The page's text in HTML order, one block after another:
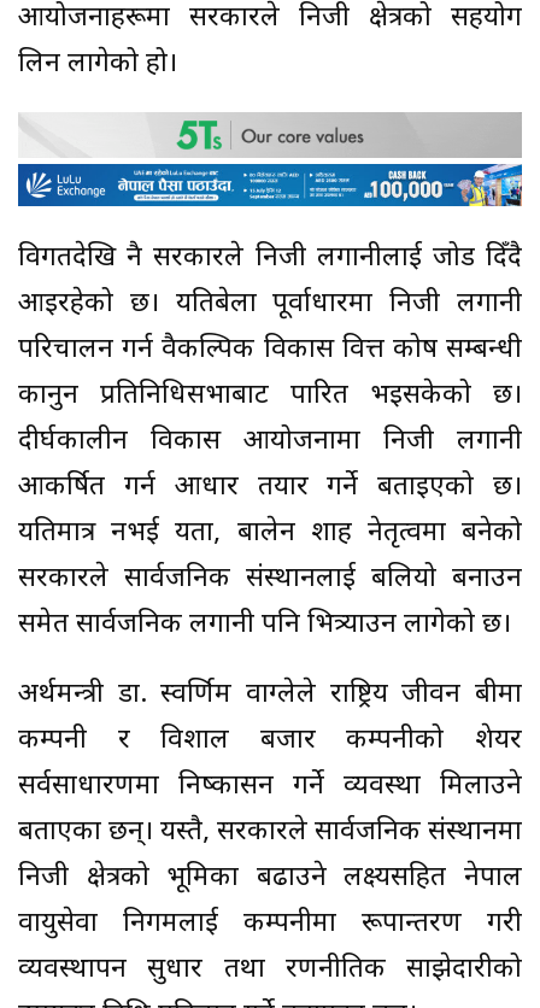
आयोजनाहरूमा सरकारले निजी क्षेत्रको सहयोग
लिन लागेको हो।
विगतदेखि नै सरकारले निजी लगानीलाई जोड दिँदै
आइरहेको छ। यतिबेला पूर्वाधारमा निजी लगानी
परिचालन गर्न वैकल्पिक विकास वित्त कोष सम्बन्धी
कानुन प्रतिनिधिसभाबाट पारित भइसकेको छ।
दीर्घकालीन विकास आयोजनामा निजी लगानी
आकर्षित गर्न आधार तयार गर्ने बताइएको छ।
यतिमात्र नभई यता, बालेन शाह नेतृत्वमा बनेको
सरकारले सार्वजनिक संस्थानलाई बलियो बनाउन
समेत सार्वजनिक लगानी पनि भित्र्याउन लागेको छ।
अर्थमन्त्री डा. स्वर्णिम वाग्लेले राष्ट्रिय जीवन बीमा
कम्पनी र विशाल बजार कम्पनीको शेयर
सर्वसाधारणमा निष्कासन गर्ने व्यवस्था मिलाउने
बताएका छन्। यस्तै, सरकारले सार्वजनिक संस्थानमा
निजी क्षेत्रको भूमिका बढाउने लक्ष्यसहित नेपाल
वायुसेवा निगमलाई कम्पनीमा रूपान्तरण गरी
व्यवस्थापन सुधार तथा रणनीतिक साझेदारीको